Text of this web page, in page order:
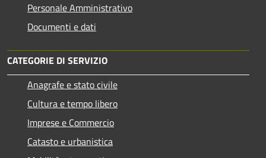
Personale Amministrativo
Documenti e dati
CATEGORIE DI SERVIZIO
Anagrafe e stato civile
Cultura e tempo libero
Imprese e Commercio
Catasto e urbanistica